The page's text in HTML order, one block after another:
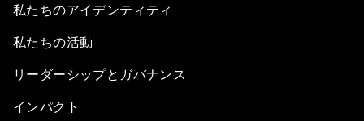
私たちのアイデンティティ
私たちの活動
リーダーシップとガバナンス
インパクト